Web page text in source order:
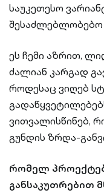
საუკეთესო
ეს ჩემი აზრით,
ძალიან კარგად
როდესაც ვიღებ
ვითვალისწინებ,
გუნდის ზრდა-
რომელ
განსაკუთრებით